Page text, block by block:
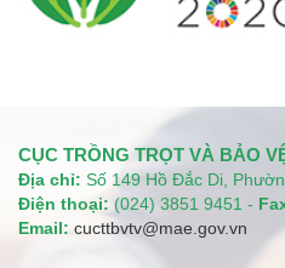
CỤC TRỒNG TRỌT VÀ BẢO
Địa chỉ: Số 149 Hồ Đắc Di,
Điện thoại: (024) 3851 9451 -
Email: cucttbvtv@mae.gov.vn